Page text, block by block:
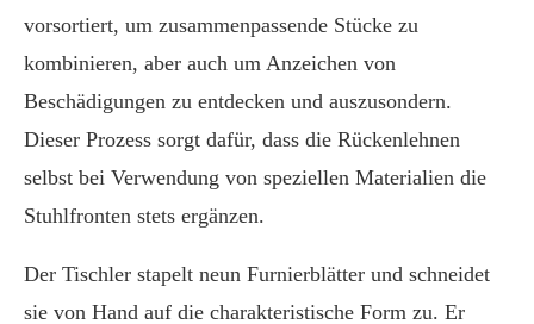
vorsortiert, um zusammenpassende Stücke zu
kombinieren, aber auch um Anzeichen von
Beschädigungen zu entdecken und auszusondern.
Dieser Prozess sorgt dafür, dass die Rückenlehnen
selbst bei Verwendung von speziellen Materialien die
Stuhlfronten stets ergänzen.
Der Tischler stapelt neun Furnierblätter und schneidet
sie von Hand auf die charakteristische Form zu. Er